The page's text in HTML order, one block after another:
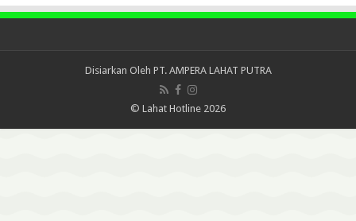
Disiarkan Oleh PT. AMPERA LAHAT PUTRA
© Lahat Hotline 2026